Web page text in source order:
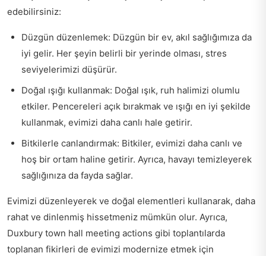
edebilirsiniz:
Düzgün düzenlemek: Düzgün bir ev, akıl sağlığımıza da
iyi gelir. Her şeyin belirli bir yerinde olması, stres
seviyelerimizi düşürür.
Doğal ışığı kullanmak: Doğal ışık, ruh halimizi olumlu
etkiler. Pencereleri açık bırakmak ve ışığı en iyi şekilde
kullanmak, evimizi daha canlı hale getirir.
Bitkilerle canlandırmak: Bitkiler, evimizi daha canlı ve
hoş bir ortam haline getirir. Ayrıca, havayı temizleyerek
sağlığınıza da fayda sağlar.
Evimizi düzenleyerek ve doğal elementleri kullanarak, daha
rahat ve dinlenmiş hissetmeniz mümkün olur. Ayrıca,
Duxbury town hall meeting actions gibi toplantılarda
toplanan fikirleri de evimizi modernize etmek için